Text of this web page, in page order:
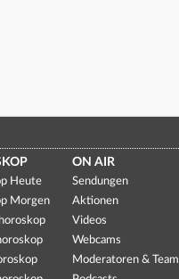
Heute
Morgen
ON AIR
Sendungen
Aktionen
Videos
Webcams
Moderatoren & Team